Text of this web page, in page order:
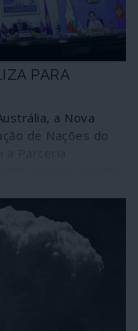
PARA
a Nova
de Nações do
de pessoas.
que poderá
regionais da
A